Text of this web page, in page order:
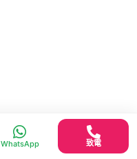
WhatsApp 致電